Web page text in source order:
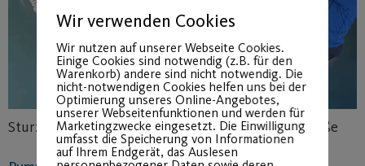
Sturzprophylaxe ab 23.04. in der Südl. Fürther Straße
Wir verwenden Cookies
Wir nutzen auf unserer Webseite Cookies.
Einige Cookies sind notwendig (z.B. für den
Warenkorb) andere sind nicht notwendig. Die
nicht-notwendigen Cookies helfen uns bei der
Optimierung unseres Online-Angebotes,
unserer Webseitenfunktionen und werden für
Marketingzwecke eingesetzt. Die Einwilligung
umfasst die Speicherung von Informationen
auf Ihrem Endgerät, das Auslesen